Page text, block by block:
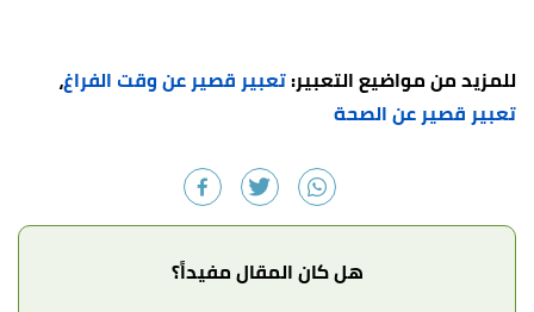
للمزيد من مواضيع التعبير:تعبير قصير عن وقت الفراغ،
تعبير قصير عن الصحة
هل كان المقال مفيداً؟